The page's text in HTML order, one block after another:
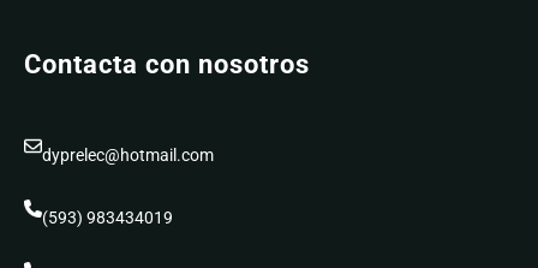
Contacta con nosotros
dyprelec@hotmail.com
(593) 983434019